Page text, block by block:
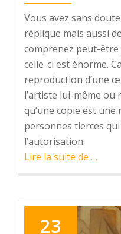
Vous avez sans
réplique mais aussi
comprenez peut-être
celle-ci est énorme.
reproduction d’une
l’artiste lui-même ou
qu’une copie est
personnes tierces
l’autorisation.
Lire la suite de à
…
23